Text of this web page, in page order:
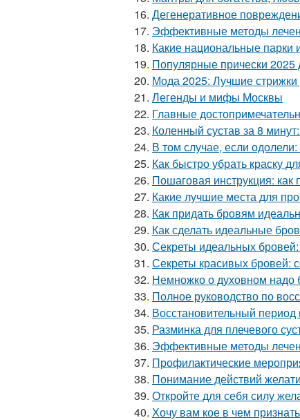
16. Дегенеративное
17. Эффективные методы
18. Какие национальные парки
19. Популярные прически 2025
20. Мода 2025: Лучшие стрижки
21. Легенды и мифы Москвы
22. Главные
23. Коленный сустав за 8
24. В том случае, если
25. Как быстро убрать краску
26. Пошаговая инструкция:
27. Какие лучшие места для
28. Как придать бровям
29. Как сделать идеальные
30. Секреты идеальных
31. Секреты красивых бровей:
32. Немножко о духовном надо
33. Полное руководство по
34. Восстановительный период
35. Разминка для плечевого
36. Эффективные методы
37. Профилактические
38. Понимание действий
39. Откройте для себя силу
40. Хочу вам кое в чем